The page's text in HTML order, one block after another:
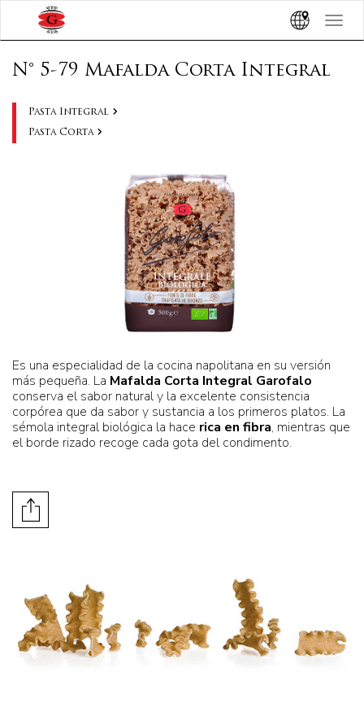
Toggle
N° 5-79 Mafalda Corta Integral
Pasta Integral
Pasta Corta
Es una especialidad de la cocina napolitana en su versión
más pequeña. La Mafalda Corta Integral Garofalo
conserva el sabor natural y la excelente consistencia
corpórea que da sabor y sustancia a los primeros platos. La
sémola integral biológica la hace rica en fibra, mientras que
el borde rizado recoge cada gota del condimento.